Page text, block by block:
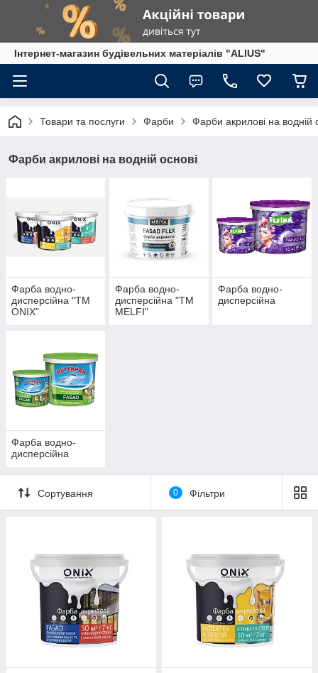
Інтернет-магазин будівельних матеріалів "ALIUS"
Товари та послуги Фарби Фарби акрилові на водній
Фарби акрилові на водній основі
Фарба водно-
дисперсійна "ТМ
ONIX"
Фарба водно-
дисперсійна "ТМ
MELFI"
Фарба водно-
дисперсійна
Фарба водно-
дисперсійна
Сортування 0 Фільтри